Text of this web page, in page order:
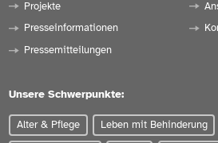
Projekte
Presseinformationen
Pressemitteilungen
Unsere Schwerpunkte:
Alter & Pflege Leben mit Behinderung